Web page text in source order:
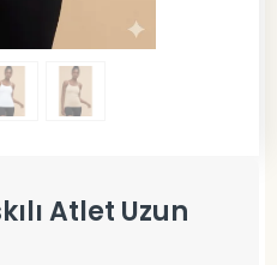
Atlet Uzun